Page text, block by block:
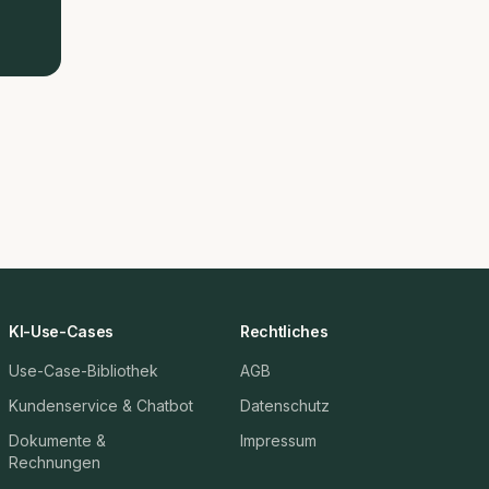
KI-Use-Cases
Use-Case-Bibliothek
Kundenservice & Chatbot
Dokumente &
Rechnungen
Rechtliches
AGB
Datenschutz
Impressum